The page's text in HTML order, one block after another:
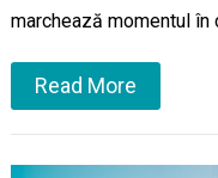
marchează momentul
Read More